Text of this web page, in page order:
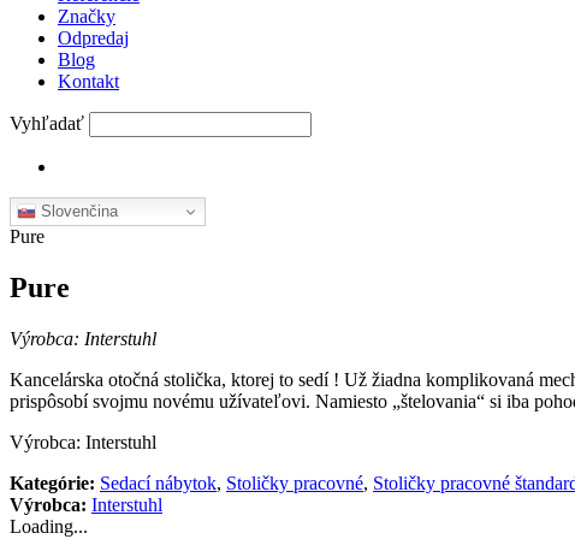
Značky
Odpredaj
Blog
Kontakt
Vyhľadať
Slovenčina
Pure
Pure
Výrobca: Interstuhl
Kancelárska otočná stolička, ktorej to sedí ! Už žiadna komplikovaná
prispôsobí svojmu novému užívateľovi. Namiesto „štelovania“ si iba
Výrobca: Interstuhl
Kategórie: Sedací nábytok, Stoličky pracovné, Stoličky pracovné
Výrobca: Interstuhl
Loading...